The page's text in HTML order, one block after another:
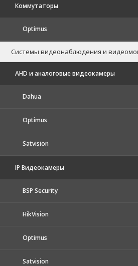
Коммутаторы
Optimus
Системы видеонаблюдения и
AHD и аналоговые видеокамеры
Dahua
Optimus
Satvision
IP Видеокамеры
BSP Security
HikVision
Optimus
Satvision